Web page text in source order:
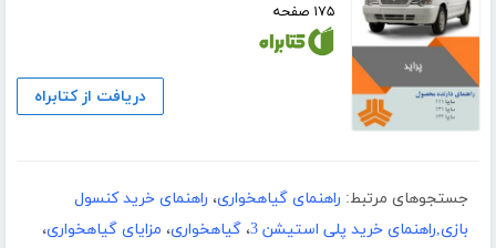
۱۷۵ صفحه
دریافت از کتابراه
جستجوهای مرتبط: راهنمای گیاهخواری، راهنمای خرید کنسول
بازی,راهنمای خرید پلی استیشن 3 ، گیاهخواری، مزایای گیاهخواری،